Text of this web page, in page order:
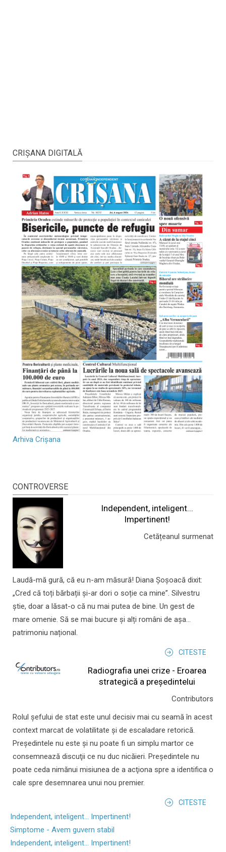
CRIŞANA DIGITALĂ
Arhiva Crișana
CONTROVERSE
Independent, inteligent...
Impertinent!
Cetățeanul surmenat
Laudă-mă gură, că eu n-am măsură! Diana Șoșoacă dixit:
„Cred că toți bărbații și-ar dori o soție ca mine”. Silvestru
știe, doar a lăsat-o că nu mai putea de bine. Un gest de
mare omenie. Să se mai bucure și alți români de așa...
patrimoniu național.
CITESTE
Radiografia unei crize - Eroarea
strategică a președintelui
Contributors
Rolul şefului de stat este unul decisiv mai cu seamă în acest
context marcat de volatilitate şi de escaladare retorică.
Preşedintele nu este şi nu poate fi un simplu martor ce
consemnează discuţii ce nu duc nicăieri. Preşedintele nu
poate ceda nimănui misiunea de a acţiona spre a identifica o
cale spre desemnarea unui nou premier.
CITESTE
Independent, inteligent... Impertinent!
Simptome - Avem guvern stabil
Independent, inteligent... Impertinent!